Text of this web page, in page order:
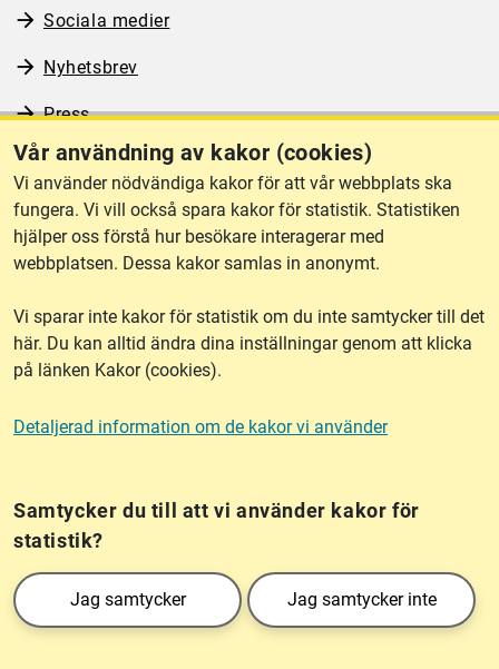
Vår användning av kakor (cookies)
Vi använder nödvändiga kakor för att vår webbplats ska
fungera. Vi vill också spara kakor för statistik. Statistiken
hjälper oss förstå hur besökare interagerar med
webbplatsen. Dessa kakor samlas in anonymt.
Vi sparar inte kakor för statistik om du inte samtycker till det
här. Du kan alltid ändra dina inställningar genom att klicka
på länken Kakor (cookies).
Detaljerad information om de kakor vi använder
Samtycker du till att vi använder kakor för
statistik?
Jag samtycker Jag samtycker inte
Sociala medier
Nyhetsbrev
Press
RSS
Om webbplatsen
Tillgänglighet
Other languages
Kakor (cookies)
Lantmäteriet är den myndighet som kartlägger Sverige. Till våra uppgifter hör
också att registrera och säkra ägandet av alla fastigheter samt hantera deras
gränser. Vi tillhör Landsbygds- och infrastrukturdepartementet.